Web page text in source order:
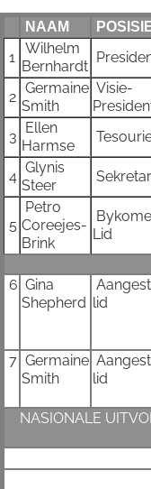
NAAM
1
Wilhelm
Bernhardt
2
Germaine
Smith
Visie-
3
Ellen
Harmse
4
Glynis
Steer
5
Petro
Coreejes-
Brink
Lid
6 Gina
Shepherd lid
7 Germaine
Smith
lid
NASIONALE